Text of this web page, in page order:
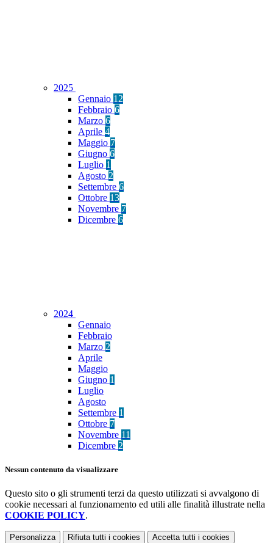
2025
Gennaio 12
Febbraio 6
Marzo 6
Aprile 4
Maggio 7
Giugno 6
Luglio 1
Agosto 2
Settembre 6
Ottobre 13
Novembre 7
Dicembre 6
2024
Gennaio
Febbraio
Marzo 2
Aprile
Maggio
Giugno 1
Luglio
Agosto
Settembre 1
Ottobre 7
Novembre 11
Dicembre 2
Nessun contenuto da visualizzare
Questo sito o gli strumenti terzi da questo utilizzati si avvalgono di
cookie necessari al funzionamento ed utili alle finalità illustrate nella
COOKIE POLICY.
Personalizza Rifiuta tutti i cookies Accetta tutti i cookies